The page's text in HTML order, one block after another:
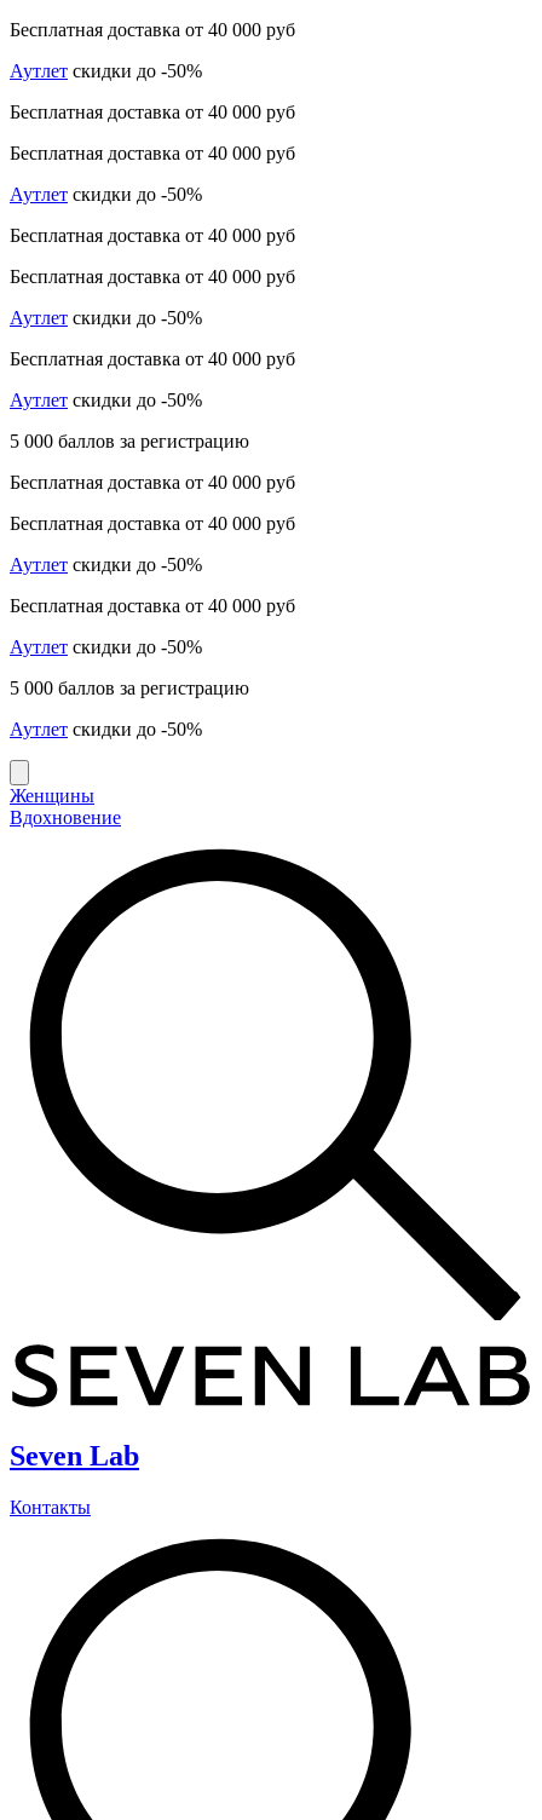
Бесплатная доставка от 40 000 руб
Аутлет скидки до -50%
Бесплатная доставка от 40 000 руб
Бесплатная доставка от 40 000 руб
Аутлет скидки до -50%
Бесплатная доставка от 40 000 руб
Бесплатная доставка от 40 000 руб
Аутлет скидки до -50%
Бесплатная доставка от 40 000 руб
Аутлет скидки до -50%
5 000 баллов за регистрацию
Бесплатная доставка от 40 000 руб
Бесплатная доставка от 40 000 руб
Аутлет скидки до -50%
Бесплатная доставка от 40 000 руб
Аутлет скидки до -50%
5 000 баллов за регистрацию
Аутлет скидки до -50%
Женщины
Вдохновение
Seven Lab
Контакты